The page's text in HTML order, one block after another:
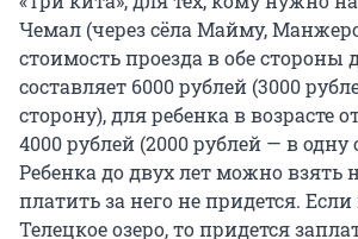
Чемал (через сёла Майму,
стоимость проезда в обе стороны
составляет 6000 рублей (3000
сторону), для ребенка в возрасте
4000 рублей (2000 рублей — в одну
Ребенка до двух лет можно взять
платить за него не придется.
Телецкое озеро, то придется